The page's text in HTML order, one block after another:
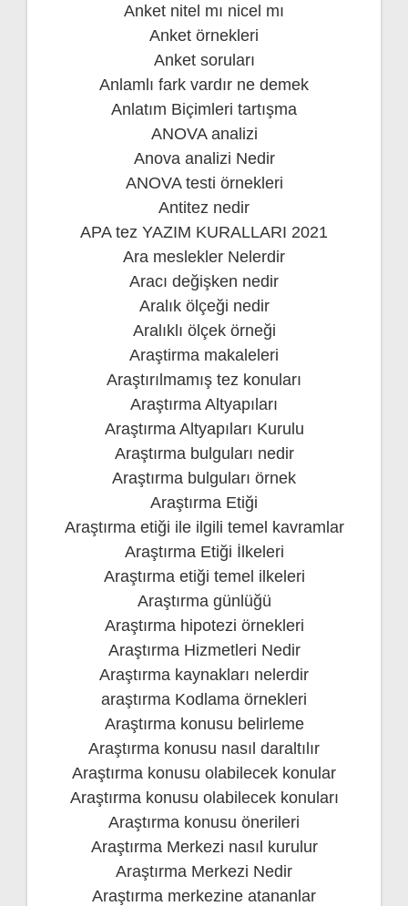
Anket nitel mı nicel mı
Anket örnekleri
Anket soruları
Anlamlı fark vardır ne demek
Anlatım Biçimleri tartışma
ANOVA analizi
Anova analizi Nedir
ANOVA testi örnekleri
Antitez nedir
APA tez YAZIM KURALLARI 2021
Ara meslekler Nelerdir
Aracı değişken nedir
Aralık ölçeği nedir
Aralıklı ölçek örneği
Araştirma makaleleri
Araştırılmamış tez konuları
Araştırma Altyapıları
Araştırma Altyapıları Kurulu
Araştırma bulguları nedir
Araştırma bulguları örnek
Araştırma Etiği
Araştırma etiği ile ilgili temel kavramlar
Araştırma Etiği İlkeleri
Araştırma etiği temel ilkeleri
Araştırma günlüğü
Araştırma hipotezi örnekleri
Araştırma Hizmetleri Nedir
Araştırma kaynakları nelerdir
araştırma Kodlama örnekleri
Araştırma konusu belirleme
Araştırma konusu nasıl daraltılır
Araştırma konusu olabilecek konular
Araştırma konusu olabilecek konuları
Araştırma konusu önerileri
Araştırma Merkezi nasıl kurulur
Araştırma Merkezi Nedir
Araştırma merkezine atananlar